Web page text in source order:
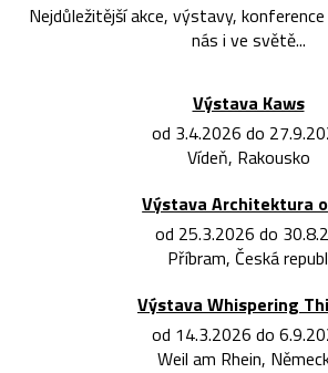
Nejdůležitější akce, výstavy,
nás i ve světě...
Výstava Kaws
od 3.4.2026 do
Vídeň, Rakousko
Výstava Architektura
od 25.3.2026 do
Příbram, Česká
Výstava Whispering
od 14.3.2026 do
Weil am Rhein,